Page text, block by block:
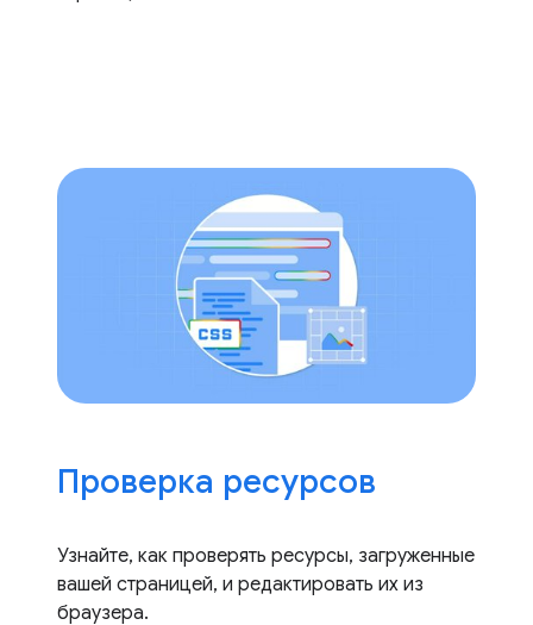
Проверка ресурсов
Узнайте, как проверять ресурсы, загруженные
вашей страницей, и редактировать их из
браузера.